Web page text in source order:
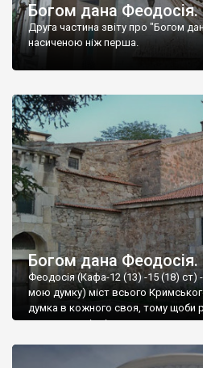
Богом дана Феодосія.
Друга частина звіту про "Богом
насиченою ніж перша.
Богом дана Феодосія.
Феодосія (Кафа-12 (13) -15 (18) ст)
мою думку) міст всього
думка в кожного своя, тому щоби
запрошую відвідати це